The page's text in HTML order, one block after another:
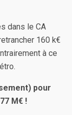
dans le CA
160 k€
à ce
pour
M€ !